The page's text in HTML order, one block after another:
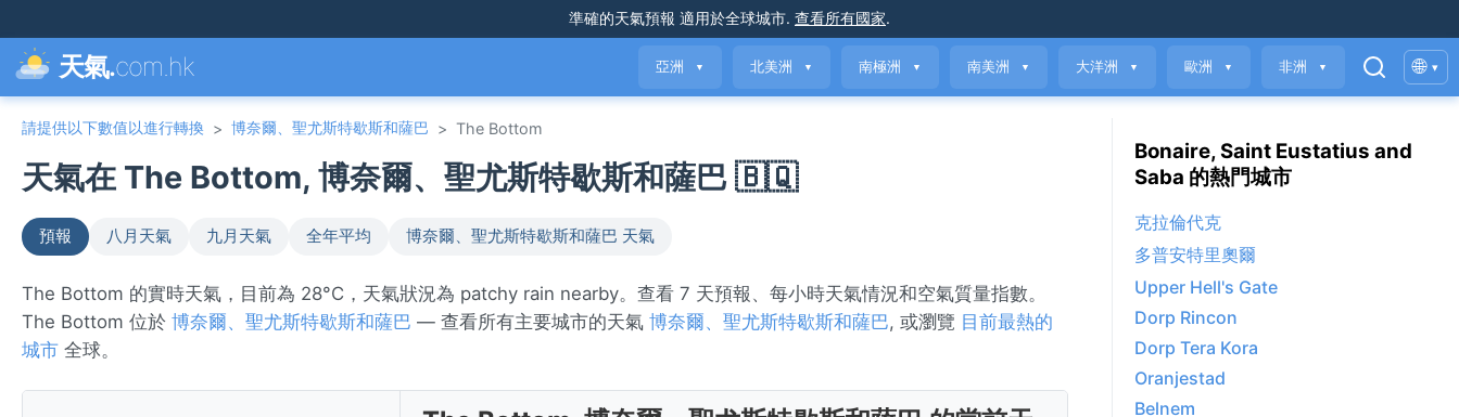
準確的天氣預報 適用於全球城市. 查看所有國家.
天氣.com.hk 亞洲 ▼ 北美洲 ▼ 南極洲 ▼ 南美洲 ▼ 大洋洲 ▼ 歐洲 ▼ 非洲 ▼ 🌐 ▾
請提供以下數值以進行轉換 > 博奈爾、聖尤斯特歇斯和薩巴 > The Bottom
天氣在 The Bottom, 博奈爾、聖尤斯特歇斯和薩巴 🇧🇶
預報 八月天氣 九月天氣 全年平均 博奈爾、聖尤斯特歇斯和薩巴 天氣
The Bottom 的實時天氣，目前為 28°C，天氣狀況為 patchy rain nearby。查看 7 天預報、每小時天氣情況和空氣質量指數。
The Bottom 位於 博奈爾、聖尤斯特歇斯和薩巴 — 查看所有主要城市的天氣 博奈爾、聖尤斯特歇斯和薩巴, 或瀏覽 目前最熱的
城市 全球。
Bonaire, Saint Eustatius and
Saba 的熱門城市
克拉倫代克
多普安特里奧爾
Upper Hell's Gate
Dorp Rincon
Dorp Tera Kora
Oranjestad
Belnem